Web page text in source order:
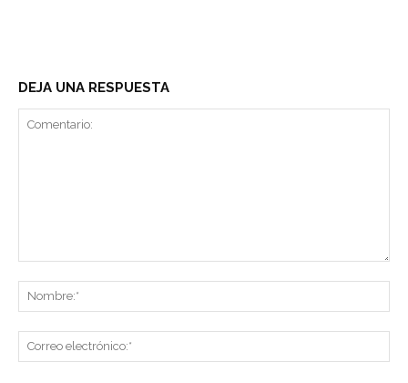
DEJA UNA RESPUESTA